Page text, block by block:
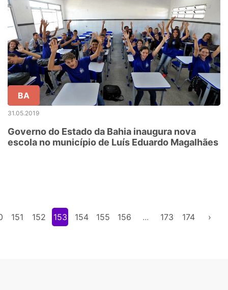
BA
31.05.2019
Governo do Estado da Bahia inaugura nova
escola no município de Luís Eduardo Magalhães
151 152 153 154 155 156 ... 173 174 ›